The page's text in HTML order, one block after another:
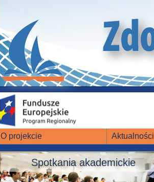
O projekcie Aktualności
Spotkania akademickie